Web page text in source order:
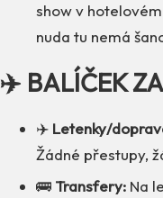
show v
nuda tu nemá
✈️ BALÍČEK
✈️ Letenky/
Žádné přestupy,
🚌 Transfery: Na